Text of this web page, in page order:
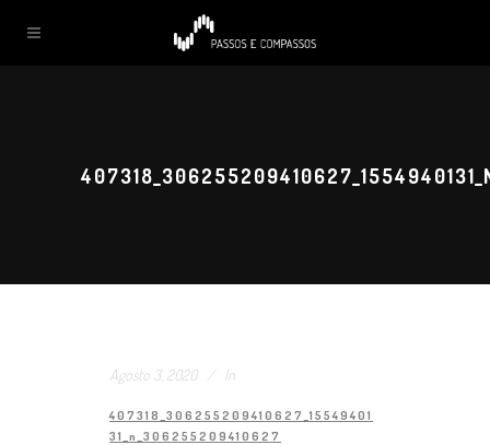
Agosto 3, 2020 In
407318_306255209410627_15549401
31_n_306255209410627